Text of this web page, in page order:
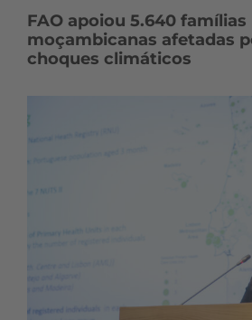
FAO apoiou 5.640 famílias
moçambicanas afetadas
choques climáticos